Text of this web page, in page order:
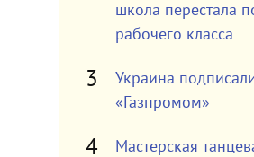
школа перестала
рабочего класса
Украина
«Газпромом»
Мастерская